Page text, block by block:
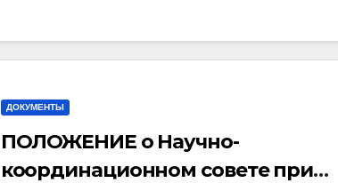
ДОКУМЕНТЫ
ПОЛОЖЕНИЕ о Научно-
координационном совете при